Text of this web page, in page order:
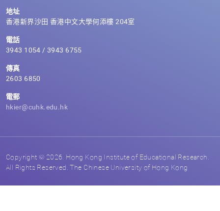
地址
香港新界沙田 香港中文大學何添樓 204室
電話
3943 1054 / 3943 6755
傳真
2603 6850
電郵
hkier@cuhk.edu.hk
Copyright © 2026. Hong Kong Institute of Educational Research.
All Rights Reserved. The Chinese University of Hong Kong